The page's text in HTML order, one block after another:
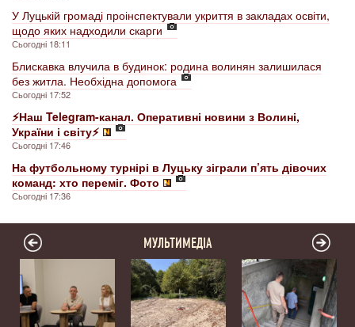
У Луцькій громаді проінспектували укриття в закладах освіти,
щодо яких надходили скарги
Сьогодні 18:11
Блискавка влучила в будинок: родина волинян залишилася
без житла. Необхідна допомога
Сьогодні 17:52
⚡️Наш Telegram-канал. Оперативні новини з Волині,
України і світу⚡️
Сьогодні 17:46
На футбольному турнірі в Луцьку зіграли п’ять дівочих
команд: хто переміг. Фото
Сьогодні 17:36
МУЛЬТИМЕДІА